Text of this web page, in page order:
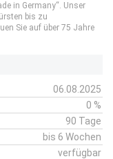
in Germany“. Unser
bis zu
Sie auf über 75 Jahre
06.08.2025
0 %
90 Tage
bis 6 Wochen
verfügbar